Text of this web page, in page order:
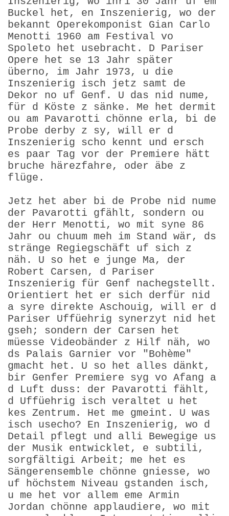
Buckel het, en Inszenierig, wo der
bekannt Operekomponist Gian Carlo
Menotti 1960 am Festival vo
Spoleto het usebracht. D Pariser
Opere het se 13 Jahr später
überno, im Jahr 1973, u die
Inszenierig isch jetz samt de
Dekor no uf Genf. U das nid nume,
für d Köste z sänke. Me het dermit
ou am Pavarotti chönne erla, bi de
Probe derby z sy, will er d
Inszenierig scho kennt und ersch
es paar Tag vor der Premiere hätt
bruche härezfahre, oder äbe z
flüge.
Jetz het aber bi de Probe nid nume
der Pavarotti gfählt, sondern ou
der Herr Menotti, wo mit syne 86
Jahr ou chuum meh im Stand wär, ds
stränge Regiegschäft uf sich z
näh. U so het e junge Ma, der
Robert Carsen, d Pariser
Inszenierig für Genf nachegstellt.
Orientiert het er sich derfür nid
a syre direkte Aschouig, will er d
Pariser Uffüehrig synerzyt nid het
gseh; sondern der Carsen het
müesse Videobänder z Hilf näh, wo
ds Palais Garnier vor "Bohème"
gmacht het. U so het alles dänkt,
bir Genfer Premiere syg vo Afang a
d Luft duss: der Pavarotti fählt,
d Uffüehrig isch veraltet u het
kes Zentrum. Het me gmeint. U was
isch usecho? En Inszenierig, wo d
Detail pflegt und alli Bewegige us
der Musik entwicklet, e subtili,
sorgfältigi Arbeit; me het es
Sängerensemble chönne gniesse, wo
uf höchstem Niveau gstanden isch,
u me het vor allem eme Armin
Jordan chönne applaudiere, wo mit